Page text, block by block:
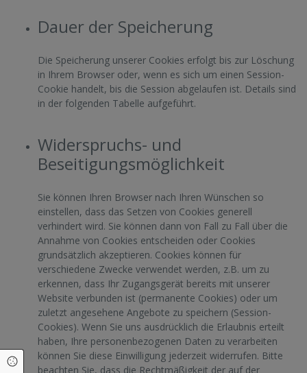
Dauer der Speicherung
Die Speicherung unserer Cookies erfolgt bis zur Löschung
in Ihrem Browser oder, wenn es sich um einen Session-
Cookie handelt, bis die Session abgelaufen ist. Details sind
in der folgenden Tabelle aufgeführt.
Widerspruchs- und
Beseitigungsmöglichkeit
Sie können Ihren Browser nach Ihren Wünschen so
einstellen, dass das Setzen von Cookies generell
verhindert wird. Sie können dann von Fall zu Fall über die
Annahme von Cookies entscheiden oder Cookies
grundsätzlich akzeptieren. Cookies können für
verschiedene Zwecke verwendet werden, z.B. um zu
erkennen, dass Ihr Zugangsgerät bereits mit unserer
Website verbunden ist (permanente Cookies) oder um
zuletzt angesehene Angebote zu speichern (Session-
Cookies). Wenn Sie uns ausdrücklich die Erlaubnis erteilt
haben, Ihre personenbezogenen Daten zu verarbeiten
können Sie diese Einwilligung jederzeit widerrufen. Bitte
beachten Sie, dass die Rechtmäßigkeit der auf der
Cookie Einstellungen